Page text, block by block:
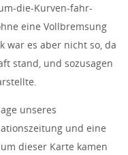
die-Kurven-fahr-
eine Vollbremsung
war es aber nicht so, da
stand, und sozusagen
unseres
und eine
dieser Karte kamen